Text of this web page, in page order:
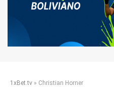
1xBet.tv » Christian Horner